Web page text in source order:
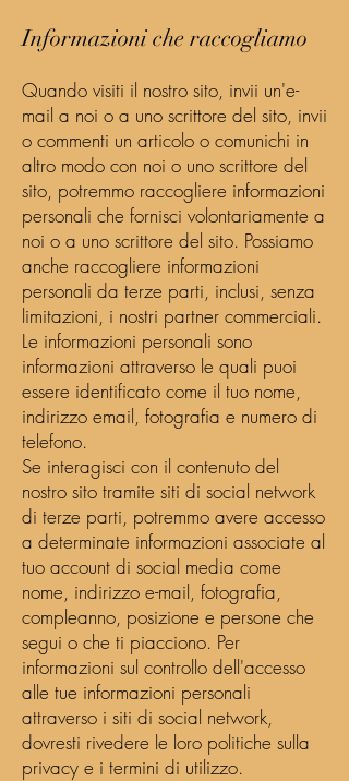
Informazioni che raccogliamo
Quando visiti il nostro sito, invii un'e-
mail a noi o a uno scrittore del sito, invii
o commenti un articolo o comunichi in
altro modo con noi o uno scrittore del
sito, potremmo raccogliere informazioni
personali che fornisci volontariamente a
noi o a uno scrittore del sito. Possiamo
anche raccogliere informazioni
personali da terze parti, inclusi, senza
limitazioni, i nostri partner commerciali.
Le informazioni personali sono
informazioni attraverso le quali puoi
essere identificato come il tuo nome,
indirizzo email, fotografia e numero di
telefono.
Se interagisci con il contenuto del
nostro sito tramite siti di social network
di terze parti, potremmo avere accesso
a determinate informazioni associate al
tuo account di social media come
nome, indirizzo e-mail, fotografia,
compleanno, posizione e persone che
segui o che ti piacciono. Per
informazioni sul controllo dell'accesso
alle tue informazioni personali
attraverso i siti di social network,
dovresti rivedere le loro politiche sulla
privacy e i termini di utilizzo.